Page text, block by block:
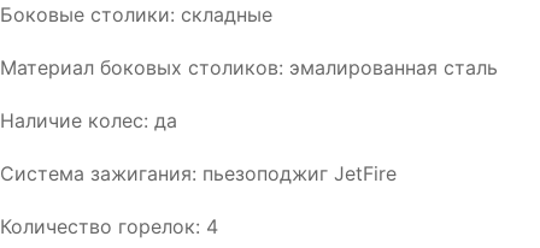
Боковые столики: складные
Материал боковых столиков: эмалированная сталь
Наличие колес: да
Система зажигания: пьезоподжиг JetFire
Количество горелок: 4